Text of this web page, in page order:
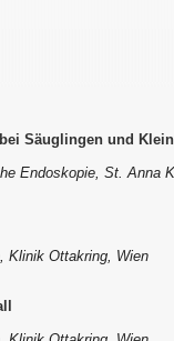
Säuglingen und
Endoskopie, St. Anna
Klinik Ottakring, Wien